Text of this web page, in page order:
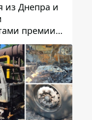
из Днепра и
премии
Prize Ukraine